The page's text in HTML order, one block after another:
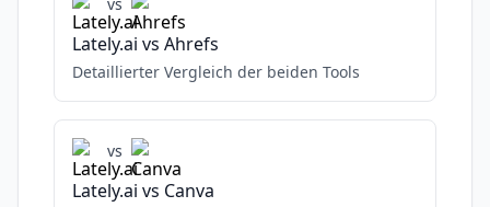
Lately.ai vs Ahrefs
Detaillierter Vergleich der beiden Tools
vs
Lately.ai vs Canva